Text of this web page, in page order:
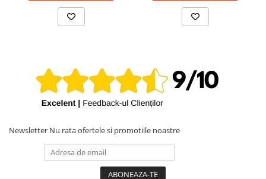
iPhone X
iPhone 8 Plus
iPhone 7
iPhone SE 2020 2nd
iPhone SE 2022 3rd
iPhone 6 Plus
Newsletter Nu rata ofertele si promotiile noastre